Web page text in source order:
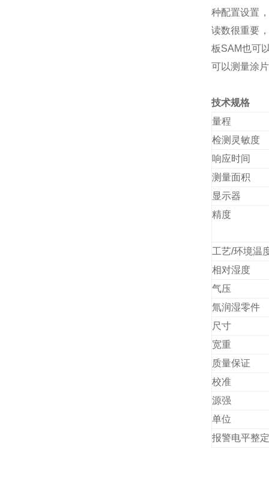
种配置设置
读数很重要
板SAM也可
可以测量涂
技术规格
量程
检测灵敏度
响应时间
测量面积
显示器
精度
工艺/环境温
相对湿度
气压
氚润湿零件
尺寸
宽重
质量保证
校准
源强
单位
报警电平整